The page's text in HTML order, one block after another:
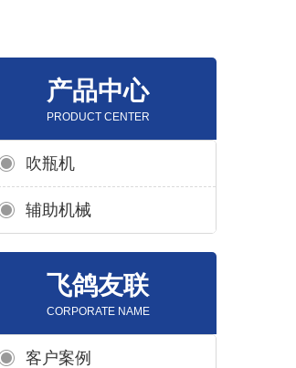
产品中心
PRODUCT CENTER
吹瓶机
辅助机械
飞鸽友联
CORPORATE NAME
客户案例